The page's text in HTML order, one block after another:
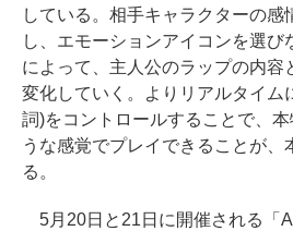
している。相手キャラクターの感
し、エモーションアイコンを選び
によって、主人公のラップの内容
変化していく。よりリアルタイム
詞)をコントロールすることで、
うな感覚でプレイできることが、
る。
​5月20日と21日に開催される「A